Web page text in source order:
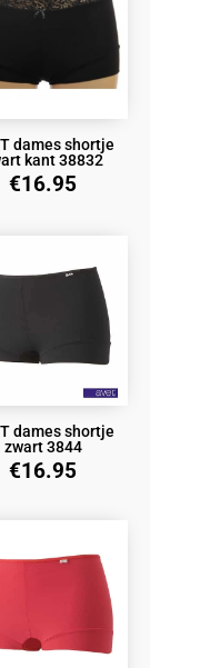
dames shortje
kant 38832
€16.95
dames shortje
zwart 3844
€16.95